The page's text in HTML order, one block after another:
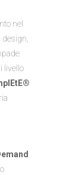
nel
livello